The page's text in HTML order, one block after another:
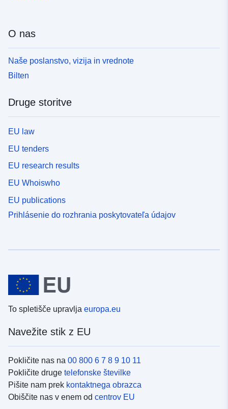
O nas
Naše poslanstvo, vizija in vrednote
Bilten
Druge storitve
EU law
EU tenders
EU research results
EU Whoiswho
EU publications
Prihlásenie do rozhrania poskytovateľa údajov
To spletišče upravlja europa.eu
Navežite stik z EU
Pokličite nas na 00 800 6 7 8 9 10 11
Pokličite druge telefonske številke
Pišite nam prek kontaktnega obrazca
Obiščite nas v enem od centrov EU